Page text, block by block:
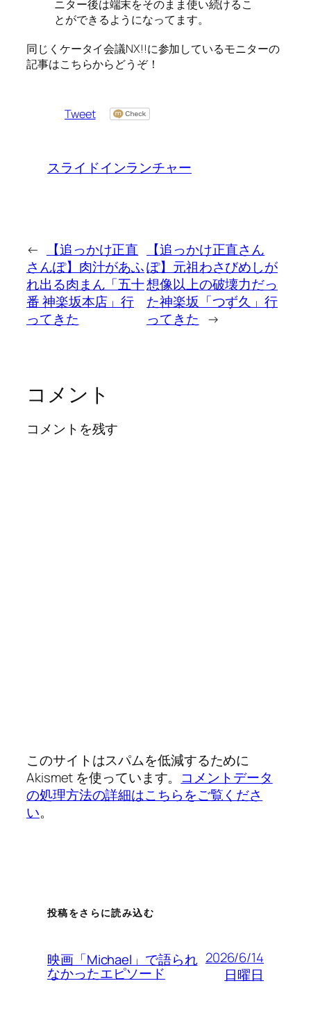
ニター後は端末をそのまま使い続けるこ
とができるようになってます。
同じくケータイ会議NX!!に参加しているモニターの
記事はこちらからどうぞ！
Tweet
スライドインランチャー
←
【追っかけ正直
さんぽ】肉汁があふ
れ出る肉まん「五十
番 神楽坂本店」行
ってきた
【追っかけ正直さん
ぽ】元祖わさびめしが
想像以上の破壊力だっ
た神楽坂「つず久」行
ってきた →
コメント
コメントを残す
このサイトはスパムを低減するために
Akismet を使っています。 コメントデータ
の処理方法の詳細はこちらをご覧くださ
い。
投稿をさらに読み込む
映画「Michael」で語られ
なかったエピソード
2026/6/14
日曜日